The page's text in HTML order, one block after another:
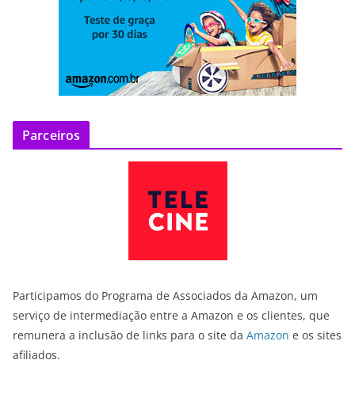
Parceiros
Participamos do Programa de Associados da Amazon, um
serviço de intermediação entre a Amazon e os clientes, que
remunera a inclusão de links para o site da Amazon e os sites
afiliados.